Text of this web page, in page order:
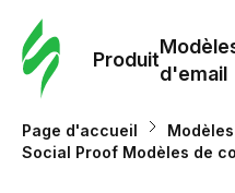
Produit
d'email
Page d'accueil
Social Proof Modèles de